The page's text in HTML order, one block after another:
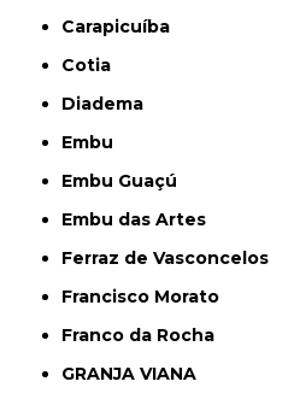
Carapicuíba
Cotia
Diadema
Embu
Embu Guaçú
Embu das Artes
Ferraz de Vasconcelos
Francisco Morato
Franco da Rocha
GRANJA VIANA